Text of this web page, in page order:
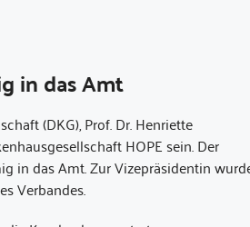
in das Amt
(DKG), Prof. Dr. Henriette
HOPE sein. Der
in das Amt. Zur Vizepräsidentin
Verbandes.